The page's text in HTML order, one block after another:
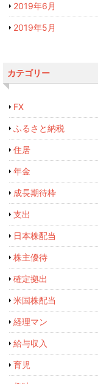
2019年6月
2019年5月
カテゴリー
FX
ふるさと納税
住居
年金
成長期待枠
支出
日本株配当
株主優待
確定拠出
米国株配当
経理マン
給与収入
育児